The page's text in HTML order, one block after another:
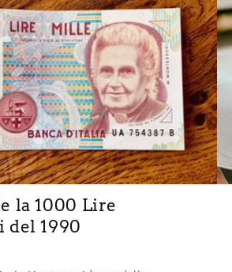
la 1000 Lire
del 1990